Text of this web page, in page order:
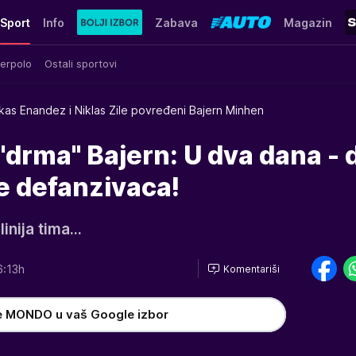
Sport
Ostali sportovi
Info Zabava Magazin
Enandez i Niklas Zile povređeni Bajern Minhen
Bajern: U dva dana -
defanzivaca!
tima...
Komentariši
MONDO u vaš Google izbor